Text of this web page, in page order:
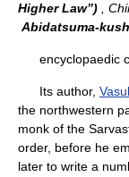
Higher Law”) ,
Abidatsuma-
encyclopaedic
Its author,
the northwestern
monk of the
order, before he
later to write a